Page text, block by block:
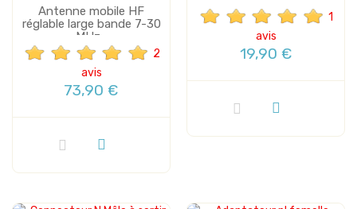
Antenne mobile HF
réglable large bande 7-30
MHz...
2
avis
73,90 €
1
avis
19,90 €